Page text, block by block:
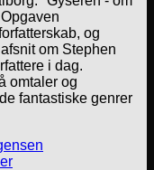
og
om Stephen
i dag.
omtaler og
fantastiske genrer